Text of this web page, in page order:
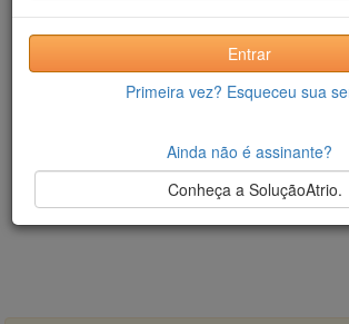
Entrar
Primeira vez? Esqueceu sua
Ainda não é assinante?
Conheça a SoluçãoAtrio.